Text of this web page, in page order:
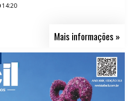
14:20
Mais informações »